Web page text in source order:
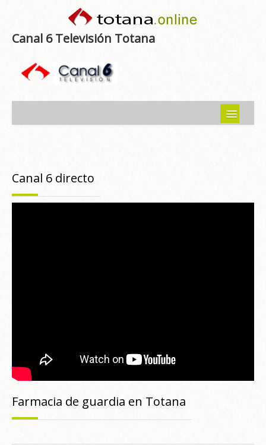
Canal 6 Televisión Totana
Programas emitidos
Canal 6 directo
Farmacia de guardia en Totana